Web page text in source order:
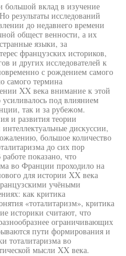
большой вклад в изучение
результаты исследований
до недавнего времени
общест венности, а их
языки, за
французских историков,
и других исследователей к
с рождением самого
самого термина
XX века внимание к этой
под влиянием
так и за рубежом.
и развития теории
дискуссии,
большое количество
до сих пор
показано, что
во Франции проходило на
для истории XX века
учёными
как критика
«тоталитаризм», критика
историки считают, что
ограничивающих
пути формирования и
тоталитаризма во
мысли XX века.